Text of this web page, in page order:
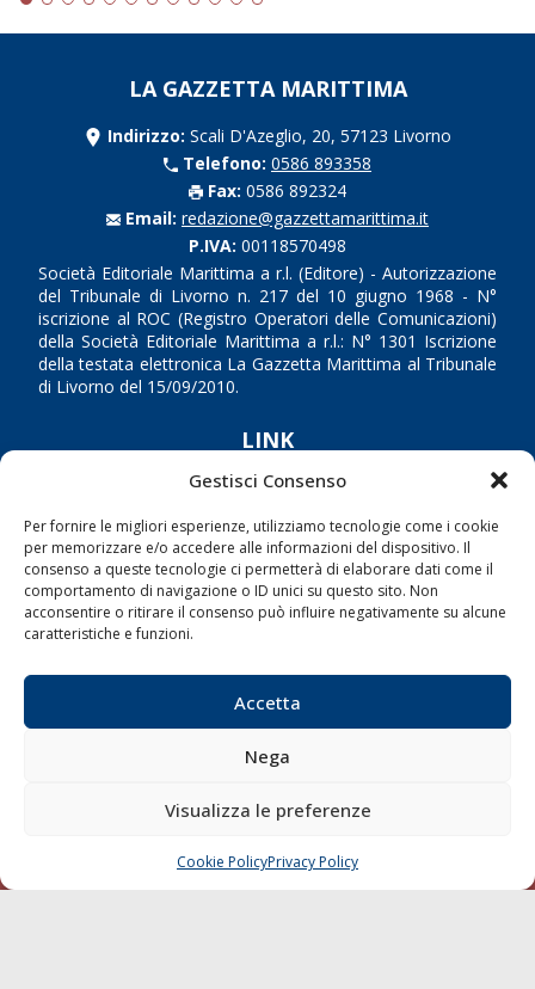
Gestisci Consenso
Per fornire le migliori esperienze, utilizziamo tecnologie come i cookie
per memorizzare e/o accedere alle informazioni del dispositivo. Il
consenso a queste tecnologie ci permetterà di elaborare dati come il
comportamento di navigazione o ID unici su questo sito. Non
acconsentire o ritirare il consenso può influire negativamente su alcune
caratteristiche e funzioni.
Accetta
Nega
Visualizza le preferenze
Cookie PolicyPrivacy Policy
LA GAZZETTA MARITTIMA
Indirizzo: Scali D'Azeglio, 20, 57123 Livorno
Telefono: 0586 893358
Fax: 0586 892324
Email: redazione@gazzettamarittima.it
P.IVA: 00118570498
Società Editoriale Marittima a r.l. (Editore) - Autorizzazione
del Tribunale di Livorno n. 217 del 10 giugno 1968 - N°
iscrizione al ROC (Registro Operatori delle Comunicazioni)
della Società Editoriale Marittima a r.l.: N° 1301 Iscrizione
della testata elettronica La Gazzetta Marittima al Tribunale
di Livorno del 15/09/2010.
LINK
Porti/Interporti
Trasporti
Varie
Compagnie di Navigazione
Blue economy
Diporto
Contatti
CHIAMA SCRIVI